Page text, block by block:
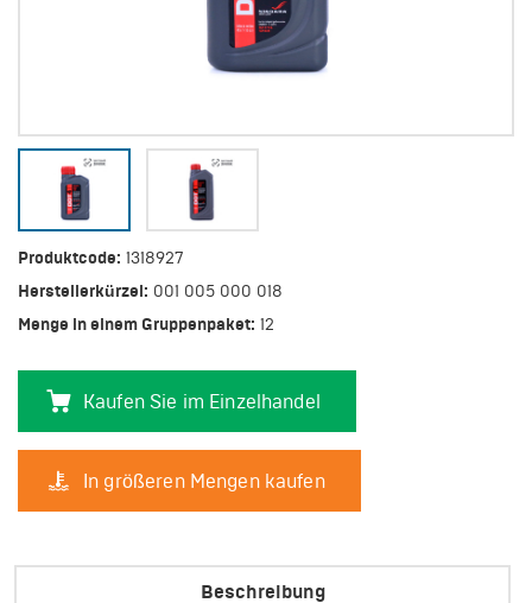
Produktcode: 1318927
Herstellerkürzel: 001 005 000 018
Menge in einem Gruppenpaket: 12
Kaufen Sie im Einzelhandel
In größeren Mengen kaufen
Beschreibung